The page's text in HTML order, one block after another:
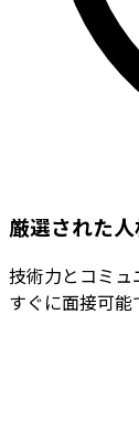
厳選された
技術力とコミュ
すぐに面接可能